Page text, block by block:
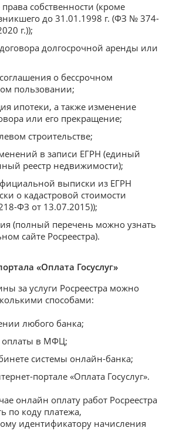
собственности (кроме
до 31.01.1998 г. (ФЗ № 374-
г.));
долгосрочной аренды или
о бессрочном
пользовании;
ипотеки, а также изменение
или его прекращение;
строительстве;
в записи ЕГРН (единый
реестр недвижимости);
выписки из ЕГРН
о кадастровой стоимости
ФЗ от 13.07.2015));
(полный перечень можно узнать
сайте Росреестра).
«Оплата Госуслуг»
за услуги Росреестра можно
способами:
любого банка;
оплаты в МФЦ;
системы онлайн-банка;
портале «Оплата Госуслуг».
онлайн оплату работ Росреестра
по коду платежа,
идентификатору начисления